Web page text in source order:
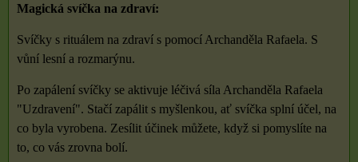
Magická svíčka na zdraví:
Svíčky s rituálem na zdraví s pomocí Archanděla Rafaela. S
vůní lesní a rozmarýnu.
Po zapálení svíčky se aktivuje léčivá síla Archanděla Rafaela
"Uzdravení". Stačí zapálit s myšlenkou, ať svíčka splní účel, na
co byla vyrobena. Zesílit účinek můžete, když si pomyslíte na
to, co vás zrovna bolí.